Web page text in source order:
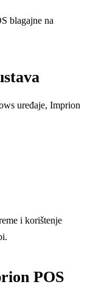
blagajne na
uređaje, Imprion
i korištenje
POS